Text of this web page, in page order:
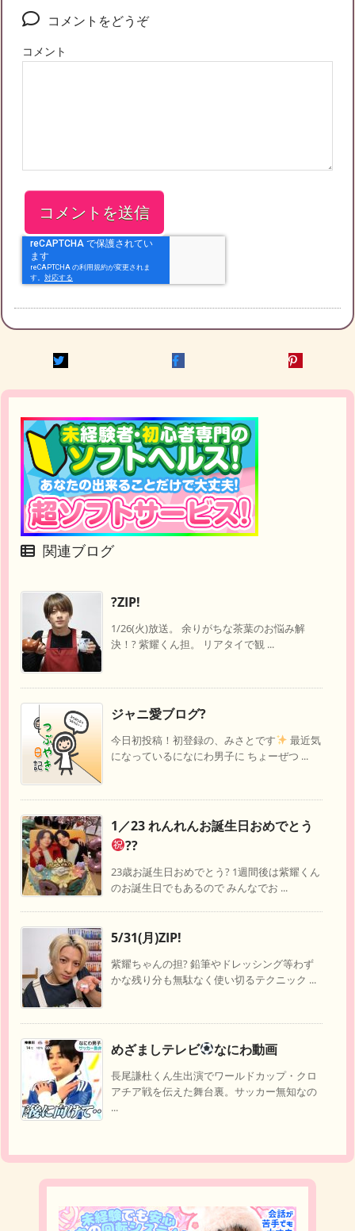
コメントをどうぞ
コメント
関連ブログ
?ZIP!
1/26(火)放送。 余りがちな茶葉のお悩み解
決！? 紫耀くん担。 リアタイで観 ...
ジャニ愛ブログ?
今日初投稿！初登録の、みさとです
最近気
になっているになにわ男子に ちょーぜつ ...
1／23 れんれんお誕生日おめでとう
??
23歳お誕生日おめでとう? 1週間後は紫耀くん
のお誕生日でもあるので みんなでお ...
5/31(月)ZIP!
紫耀ちゃんの担? 鉛筆やドレッシング等わず
かな残り分も無駄なく使い切るテクニック ...
めざましテレビ なにわ動画
長尾謙杜くん生出演でワールドカップ・クロ
アチア戦を伝えた舞台裏。サッカー無知なの
...